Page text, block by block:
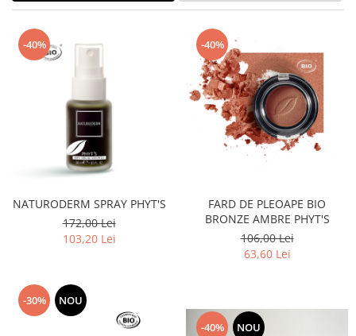
Creme bio anti-poluare
Creme bio piele grasă acneică
-40%
NATURODERM SPRAY PHYT'S
172,00 Lei
103,20 Lei
-40%
FARD DE PLEOAPE BIO
BRONZE AMBRE PHYT'S
106,00 Lei
63,60 Lei
-30% NOU
-40% NOU